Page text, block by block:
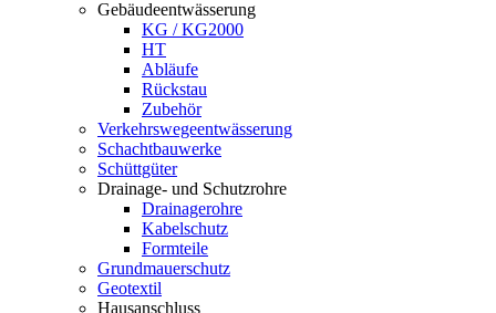
Gebäudeentwässerung
KG / KG2000
HT
Abläufe
Rückstau
Zubehör
Verkehrswegeentwässerung
Schachtbauwerke
Schüttgüter
Drainage- und Schutzrohre
Drainagerohre
Kabelschutz
Formteile
Grundmauerschutz
Geotextil
Hausanschluss